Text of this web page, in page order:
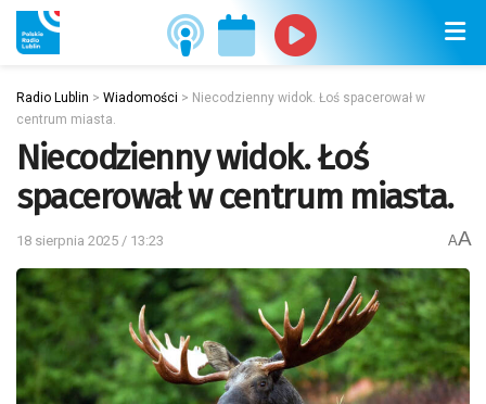
Radio Lublin > Wiadomości > Niecodzienny widok. Łoś spacerował w
centrum miasta.
Niecodzienny widok. Łoś
spacerował w centrum miasta.
18 sierpnia 2025 / 13:23 AA